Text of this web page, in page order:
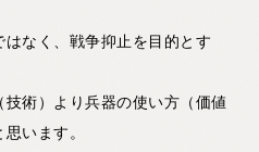
はなく、戦争抑止を目的とす
術）より兵器の使い方（価値
います。